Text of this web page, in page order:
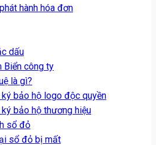
hành hóa đơn
dấu
Biển công ty
là gì?
bảo hộ logo độc quyền
bảo hộ thương hiệu
sổ đỏ
sổ đỏ bị mất